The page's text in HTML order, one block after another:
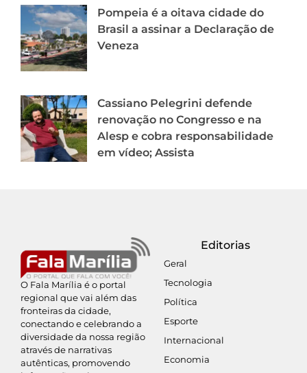
Pompeia é a oitava cidade do
Brasil a assinar a Declaração de
Veneza
Cassiano Pelegrini defende
renovação no Congresso e na
Alesp e cobra responsabilidade
em vídeo; Assista
O Fala Marília é o portal
regional que vai além das
fronteiras da cidade,
conectando e celebrando a
diversidade da nossa região
através de narrativas
autênticas, promovendo
Editorias
Geral
Tecnologia
Política
Esporte
Internacional
Economia